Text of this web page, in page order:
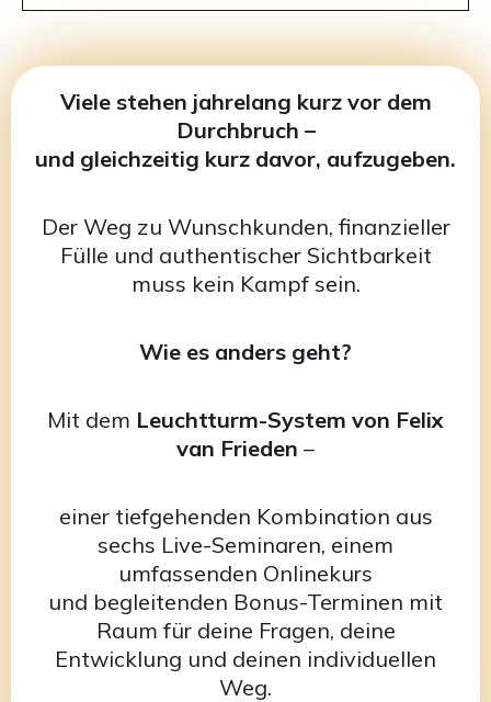
Viele stehen jahrelang kurz vor dem
Durchbruch –
und gleichzeitig kurz davor, aufzugeben.
Der Weg zu Wunschkunden, finanzieller
Fülle und authentischer Sichtbarkeit
muss kein Kampf sein.
Wie es anders geht?
Mit dem Leuchtturm-System von Felix
van Frieden –
einer tiefgehenden Kombination aus
sechs Live-Seminaren, einem
umfassenden Onlinekurs
und begleitenden Bonus-Terminen mit
Raum für deine Fragen, deine
Entwicklung und deinen individuellen
Weg.